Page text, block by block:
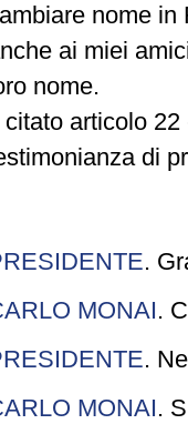
nome in
ai miei
nome.
citato articolo
di
.
MONAI.
.
MONAI.